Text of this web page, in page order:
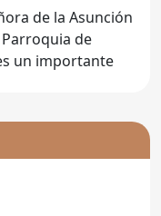
de la Asunción
un importante